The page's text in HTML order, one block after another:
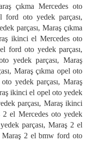
çıkma Mercedes oto
ford oto yedek parçası,
parçası, Maraş çıkma
ikinci el Mercedes oto
ford oto yedek parçası,
yedek parçası, Maraş
Maraş çıkma opel oto
yedek parçası, Maraş
ikinci el opel oto yedek
parçası, Maraş ikinci
2 el Mercedes oto yedek
parçası, Maraş 2 el
Maraş 2 el bmw ford oto